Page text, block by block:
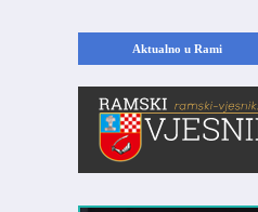
Aktualno u Rami
U RAMI: Kopajući temelje kuće, pronašao vrijedne